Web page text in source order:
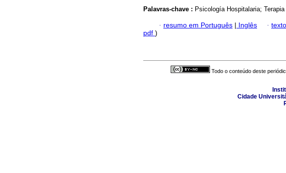
Palavras-chave : Psicología Hospitalaria;
· resumo em Português | Inglês ·
pdf )
Todo o conteúdo deste
Cidade